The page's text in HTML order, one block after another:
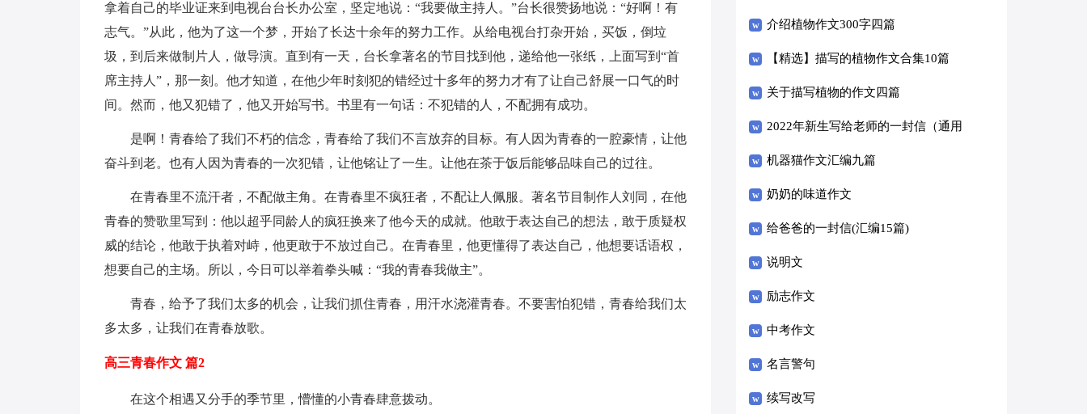
拿着自己的毕业证来到电视台台长办公室，坚定地说：“我要做主持人。”台长很赞扬地说：“好啊！有
志气。”从此，他为了这一个梦，开始了长达十余年的努力工作。从给电视台打杂开始，买饭，倒垃
圾，到后来做制片人，做导演。直到有一天，台长拿著名的节目找到他，递给他一张纸，上面写到“首
席主持人”，那一刻。他才知道，在他少年时刻犯的错经过十多年的努力才有了让自己舒展一口气的时
间。然而，他又犯错了，他又开始写书。书里有一句话：不犯错的人，不配拥有成功。
是啊！青春给了我们不朽的信念，青春给了我们不言放弃的目标。有人因为青春的一腔豪情，让他
奋斗到老。也有人因为青春的一次犯错，让他铭让了一生。让他在茶于饭后能够品味自己的过往。
在青春里不流汗者，不配做主角。在青春里不疯狂者，不配让人佩服。著名节目制作人刘同，在他
青春的赞歌里写到：他以超乎同龄人的疯狂换来了他今天的成就。他敢于表达自己的想法，敢于质疑权
威的结论，他敢于执着对峙，他更敢于不放过自己。在青春里，他更懂得了表达自己，他想要话语权，
想要自己的主场。所以，今日可以举着拳头喊：“我的青春我做主”。
青春，给予了我们太多的机会，让我们抓住青春，用汗水浇灌青春。不要害怕犯错，青春给我们太
多太多，让我们在青春放歌。
高三青春作文 篇2
在这个相遇又分手的季节里，懵懂的小青春肆意拨动。
介绍植物作文300字四篇
【精选】描写的植物作文合集10篇
关于描写植物的作文四篇
2022年新生写给老师的一封信（通用
8篇）
机器猫作文汇编九篇
奶奶的味道作文
给爸爸的一封信(汇编15篇)
说明文
励志作文
中考作文
名言警句
续写改写